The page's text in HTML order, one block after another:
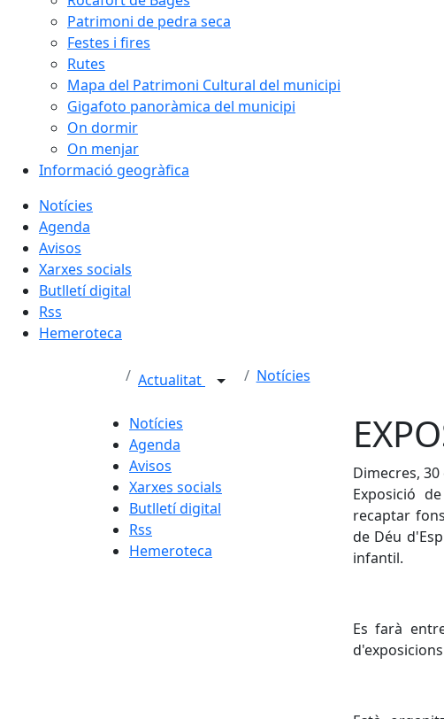
Patrimoni de pedra seca
Festes i fires
Rutes
Mapa del Patrimoni Cultural del municipi
Gigafoto panoràmica del municipi
On dormir
On menjar
Informació geogràfica
Notícies
Agenda
Avisos
Xarxes socials
Butlletí digital
Rss
Hemeroteca
Actualitat Notícies
Notícies
Agenda
Avisos
Xarxes socials
Butlletí digital
Rss
Hemeroteca
Dimecres, 30
Exposició
recaptar
de Déu
infantil.
Es farà